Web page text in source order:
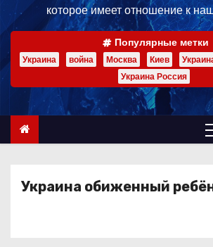
р
ж
м
которое имеет отношение к
Популярные метки
Украина война Москва Киев
Украина Россия
Украина обиженный